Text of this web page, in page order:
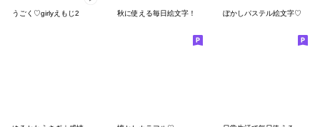
うごく♡girlyえもじ2 秋に使える毎日絵文字！ ぼかしパステル絵文字♡